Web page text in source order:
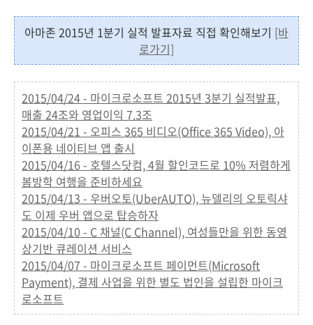
아마존 2015년 1분기 실적 발표자료 직접 확인해보기 [바
로가기]
2015/04/24 - 마이크로소프트 2015년 3분기 실적발표,
매출 24조와 영업이익 7.3조
2015/04/21 - 오피스 365 비디오(Office 365 Video), 아
이폰용 네이티브 앱 출시
2015/04/16 - 호텔스닷컴, 4월 할인코드로 10% 저렴하게
봄방학 여행을 준비하세요
2015/04/13 - 우버오토(UberAUTO), 뉴델리의 오토릭샤
도 이제 우버 앱으로 탑승하자
2015/04/10 - C 채널(C Channel), 여성들만을 위한 동영
상기반 큐레이션 서비스
2015/04/07 - 마이크로소프트 페이먼트(Microsoft
Payment), 결제 사업을 위한 별도 법인을 설립한 마이크
로소프트